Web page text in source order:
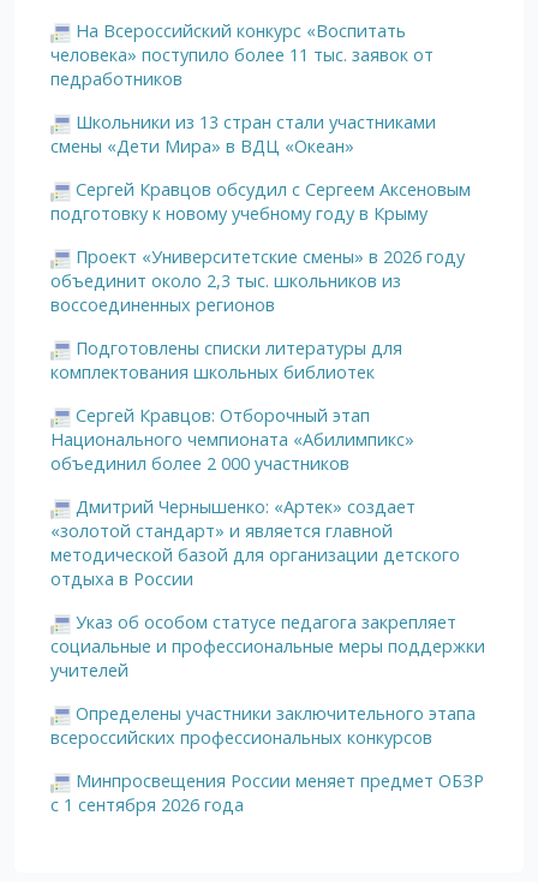
На Всероссийский конкурс «Воспитать
человека» поступило более 11 тыс. заявок от
педработников
Школьники из 13 стран стали участниками
смены «Дети Мира» в ВДЦ «Океан»
Сергей Кравцов обсудил с Сергеем Аксеновым
подготовку к новому учебному году в Крыму
Проект «Университетские смены» в 2026 году
объединит около 2,3 тыс. школьников из
воссоединенных регионов
Подготовлены списки литературы для
комплектования школьных библиотек
Сергей Кравцов: Отборочный этап
Национального чемпионата «Абилимпикс»
объединил более 2 000 участников
Дмитрий Чернышенко: «Артек» создает
«золотой стандарт» и является главной
методической базой для организации детского
отдыха в России
Указ об особом статусе педагога закрепляет
социальные и профессиональные меры поддержки
учителей
Определены участники заключительного этапа
всероссийских профессиональных конкурсов
Минпросвещения России меняет предмет ОБЗР
с 1 сентября 2026 года